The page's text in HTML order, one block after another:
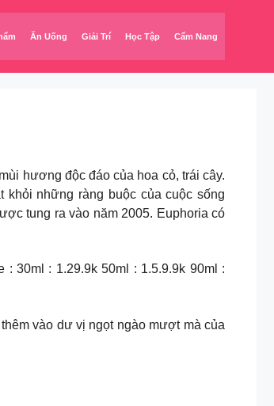
Ăn Uống Giải Trí Học Tập Cẩm Nang
mùi hương độc đáo của hoa cỏ, trái cây.
khỏi những ràng buộc của cuộc sống
tung ra vào năm 2005. Euphoria có
: 30ml : 1.29.9k 50ml : 1.5.9.9k 90ml :
thêm vào dư vị ngọt ngào mượt mà của